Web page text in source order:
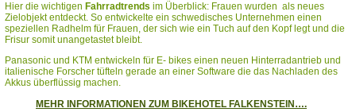
Hier die wichtigen Fahrradtrends im Überblick: Frauen wurden als neues
Zielobjekt entdeckt. So entwickelte ein schwedisches Unternehmen einen
speziellen Radhelm für Frauen, der sich wie ein Tuch auf den Kopf legt und die
Frisur somit unangetastet bleibt.
Panasonic und KTM entwickeln für E- bikes einen neuen Hinterradantrieb und
italienische Forscher tüfteln gerade an einer Software die das Nachladen des
Akkus überflüssig machen.
MEHR INFORMATIONEN ZUM BIKEHOTEL FALKENSTEIN….